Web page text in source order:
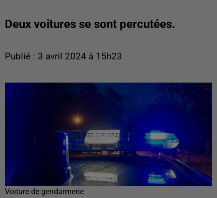
Deux voitures se sont percutées.
Publié : 3 avril 2024 à 15h23
Voiture de gendarmerie